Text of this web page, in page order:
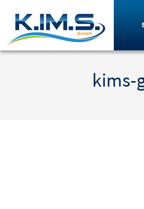
kims-